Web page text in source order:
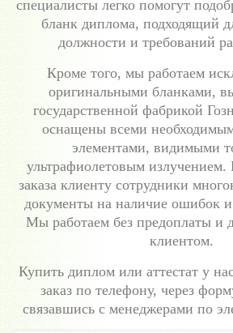
специалисты легко помогут
бланк диплома, подходящий
должности и требований
Кроме того, мы работаем
оригинальными бланками,
государственной фабрикой
оснащены всеми
элементами, видимыми
ультрафиолетовым излучением.
заказа клиенту сотрудники
документы на наличие ошибок и
Мы работаем без предоплаты и
клиентом.
Купить диплом или аттестат у
заказ по телефону, через
связавшись с менеджерами по